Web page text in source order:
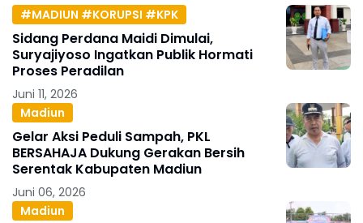
#MADIUN #KORUPSI #KPK
Sidang Perdana Maidi Dimulai,
Suryajiyoso Ingatkan Publik Hormati
Proses Peradilan
Juni 11, 2026
Madiun
Gelar Aksi Peduli Sampah, PKL
BERSAHAJA Dukung Gerakan Bersih
Serentak Kabupaten Madiun
Juni 06, 2026
Madiun